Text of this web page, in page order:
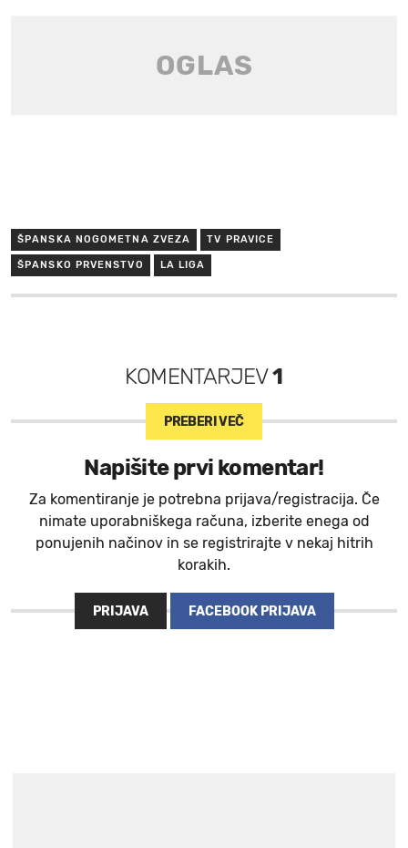
ŠPANSKA NOGOMETNA ZVEZA TV PRAVICE
ŠPANSKO PRVENSTVO LA LIGA
KOMENTARJEV1
PREBERI VEČ
Napišite prvi komentar!
Za komentiranje je potrebna prijava/registracija. Če
nimate uporabniškega računa, izberite enega od
ponujenih načinov in se registrirajte v nekaj hitrih
korakih.
PRIJAVA FACEBOOK PRIJAVA